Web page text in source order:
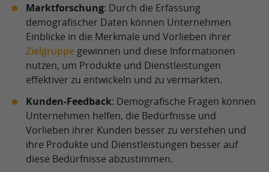
Marktforschung: Durch die Erfassung
demografischer Daten können Unternehmen
Einblicke in die Merkmale und Vorlieben ihrer
Zielgruppe gewinnen und diese Informationen
nutzen, um Produkte und Dienstleistungen
effektiver zu entwickeln und zu vermarkten.
Kunden-Feedback: Demografische Fragen können
Unternehmen helfen, die Bedürfnisse und
Vorlieben ihrer Kunden besser zu verstehen und
ihre Produkte und Dienstleistungen besser auf
diese Bedürfnisse abzustimmen.